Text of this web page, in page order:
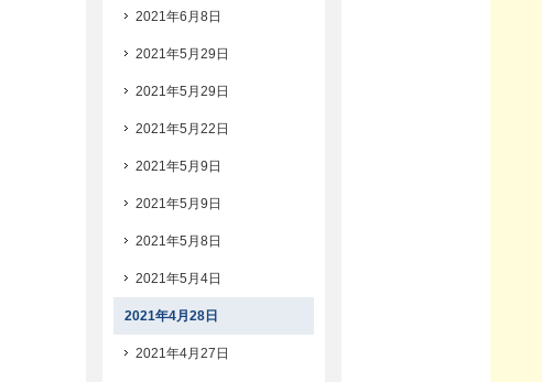
2021年6月8日
2021年5月29日
2021年5月29日
2021年5月22日
2021年5月9日
2021年5月9日
2021年5月8日
2021年5月4日
2021年4月28日
2021年4月27日